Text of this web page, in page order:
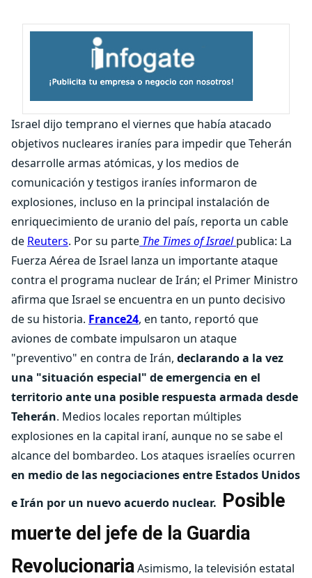
Israel dijo temprano el viernes que había atacado
objetivos nucleares iraníes para impedir que Teherán
desarrolle armas atómicas, y los medios de
comunicación y testigos iraníes informaron de
explosiones, incluso en la principal instalación de
enriquecimiento de uranio del país, reporta un cable
de Reuters. Por su parte The Times of Israelpublica: La
Fuerza Aérea de Israel lanza un importante ataque
contra el programa nuclear de Irán; el Primer Ministro
afirma que Israel se encuentra en un punto decisivo
de su historia. France24, en tanto, reportó que
aviones de combate impulsaron un ataque
"preventivo" en contra de Irán, declarando a la vez
una "situación especial" de emergencia en el
territorio ante una posible respuesta armada desde
Teherán. Medios locales reportan múltiples
explosiones en la capital iraní, aunque no se sabe el
alcance del bombardeo. Los ataques israelíes ocurren
en medio de las negociaciones entre Estados Unidos
e Irán por un nuevo acuerdo nuclear. Posible
muerte del jefe de la Guardia
RevolucionariaAsimismo, la televisión estatal